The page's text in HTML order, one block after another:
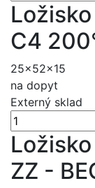
C4
25x52x15
na dopyt
Externý sklad
ZZ -